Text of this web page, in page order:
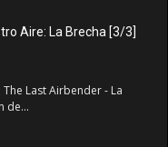
Aire: La Brecha [3/3]
Last Airbender - La
de...